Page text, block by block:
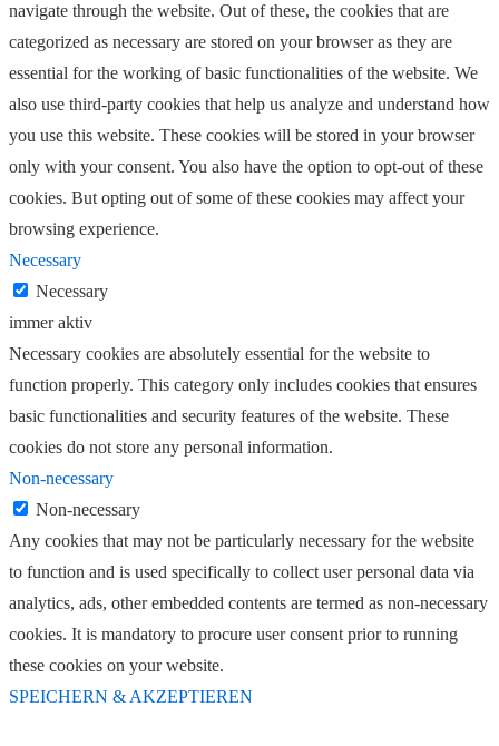
navigate through the website. Out of these, the cookies that are
categorized as necessary are stored on your browser as they are
essential for the working of basic functionalities of the website. We
also use third-party cookies that help us analyze and understand how
you use this website. These cookies will be stored in your browser
only with your consent. You also have the option to opt-out of these
cookies. But opting out of some of these cookies may affect your
browsing experience.
Necessary
Necessary
immer aktiv
Necessary cookies are absolutely essential for the website to
function properly. This category only includes cookies that ensures
basic functionalities and security features of the website. These
cookies do not store any personal information.
Non-necessary
Non-necessary
Any cookies that may not be particularly necessary for the website
to function and is used specifically to collect user personal data via
analytics, ads, other embedded contents are termed as non-necessary
cookies. It is mandatory to procure user consent prior to running
these cookies on your website.
SPEICHERN & AKZEPTIEREN